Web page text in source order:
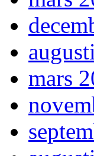
mars